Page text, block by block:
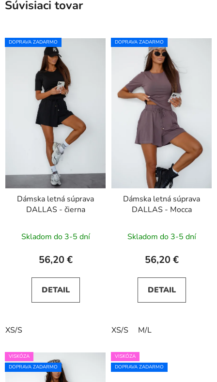
Súvisiaci tovar
DOPRAVA ZADARMO
Dámska letná súprava
DALLAS - čierna
Skladom do 3-5 dní
56,20 €
DETAIL
XS/S
DOPRAVA ZADARMO
Dámska letná súprava
DALLAS - Mocca
Skladom do 3-5 dní
56,20 €
DETAIL
XS/S M/L
VISKÓZA
DOPRAVA ZADARMO
VISKÓZA
DOPRAVA ZADARMO